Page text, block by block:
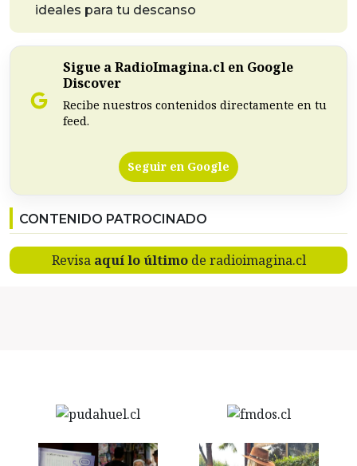
ideales para tu descanso
Sigue a RadioImagina.cl en Google
Discover
Recibe nuestros contenidos directamente en tu
feed.
Seguir en Google
CONTENIDO PATROCINADO
Revisa aquí lo últimode radioimagina.cl